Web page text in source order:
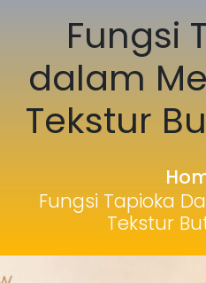
Fungsi
dalam
Tekstur
Fungsi Tapioka
Tekstur